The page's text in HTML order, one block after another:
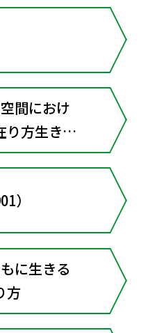
間におけ
り方生き方
の倫理
）
に生きる
方